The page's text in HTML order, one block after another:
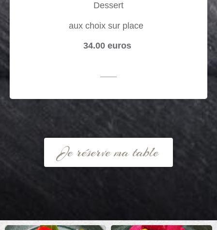
Dessert
aux choix sur place
34.00 euros
Je réserve ma table